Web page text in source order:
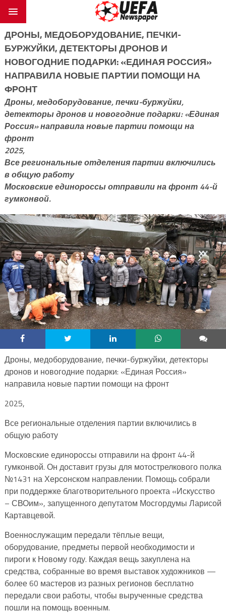
ДРОНЫ, МЕДОБОРУДОВАНИЕ, ПЕЧКИ-
БУРЖУЙКИ, ДЕТЕКТОРЫ ДРОНОВ И
НОВОГОДНИЕ ПОДАРКИ: «ЕДИНАЯ РОССИЯ»
НАПРАВИЛА НОВЫЕ ПАРТИИ ПОМОЩИ НА
ФРОНТ
Дроны, медоборудование, печки-буржуйки,
детекторы дронов и новогодние подарки: «Единая
Россия» направила новые партии помощи на
фронт
2025,
Все региональные отделения партии включились
в общую работу
Московские единороссы отправили на фронт 44-й
гумконвой.
Дроны, медоборудование, печки-буржуйки, детекторы
дронов и новогодние подарки: «Единая Россия»
направила новые партии помощи на фронт
2025,
Все региональные отделения партии включились в
общую работу
Московские единороссы отправили на фронт 44-й
гумконвой. Он доставит грузы для мотострелкового полка
№1431 на Херсонском направлении. Помощь собрали
при поддержке благотворительного проекта «Искусство
– СВОим», запущенного депутатом Мосгордумы Ларисой
Картавцевой.
Военнослужащим передали тёплые вещи,
оборудование, предметы первой необходимости и
пироги к Новому году. Каждая вещь закуплена на
средства, собранные во время выставок художников —
более 60 мастеров из разных регионов бесплатно
передали свои работы, чтобы вырученные средства
пошли на помощь военным.